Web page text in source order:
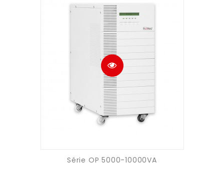
Série OP 5000-10000VA